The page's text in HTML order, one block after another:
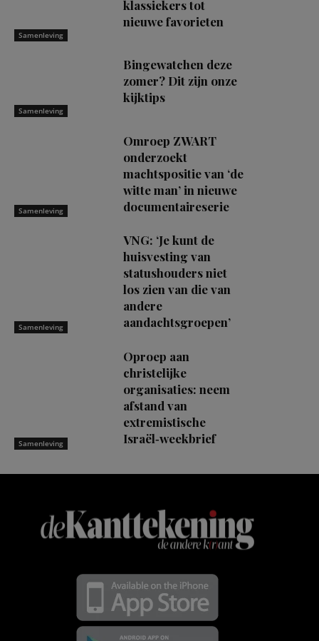
Samenleving
klassiekers tot
nieuwe favorieten
Samenleving
Bingewatchen deze
zomer? Dit zijn onze
kijktips
Samenleving
Omroep ZWART
onderzoekt
machtspositie van ‘de
witte man’ in nieuwe
documentaireserie
Samenleving
VNG: ‘Je kunt de
huisvesting van
statushouders niet
los zien van die van
andere
aandachtsgroepen’
Samenleving
Oproep aan
christelijke
organisaties: neem
afstand van
extremistische
Israël‑weekbrief